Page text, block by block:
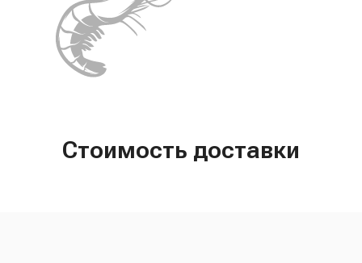
Стоимость доставки